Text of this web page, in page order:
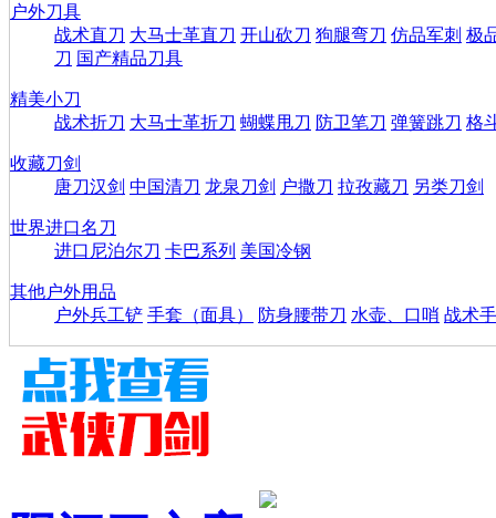
户外刀具
战术直刀 大马士革直刀 开山砍刀 狗腿弯刀 仿品军刺 极
刀 国产精品刀具
精美小刀
战术折刀 大马士革折刀 蝴蝶甩刀 防卫笔刀 弹簧跳刀 格
收藏刀剑
唐刀汉剑 中国清刀 龙泉刀剑 户撒刀 拉孜藏刀 另类刀剑
世界进口名刀
进口尼泊尔刀 卡巴系列 美国冷钢
其他户外用品
户外兵工铲 手套（面具） 防身腰带刀 水壶、口哨 战术